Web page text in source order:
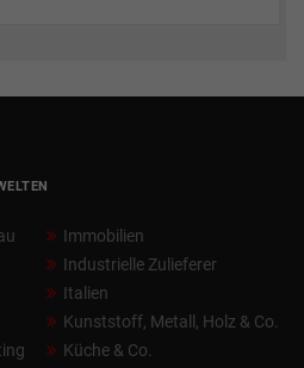
Immobilien
Industrielle Zulieferer
Italien
Kunststoff, Metall, Holz & Co.
Küche & Co.